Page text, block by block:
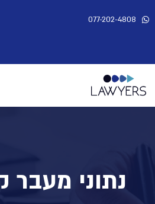
077-202-4808
נתוני מעבר קיץ